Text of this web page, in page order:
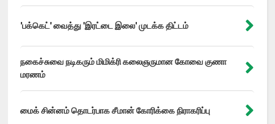
'பக்கெட்' வைத்து 'இரட்டை இலை' முடக்க திட்டம்
நகைச்சுவை நடிகரும் மிமிக்ரி கலைஞருமான கோவை குணா
மரணம்
மைக் சின்னம் தொடர்பாக சீமான் கோரிக்கை நிராகரிப்பு